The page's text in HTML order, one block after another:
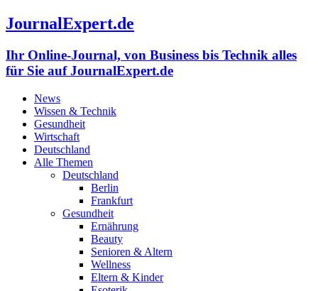
JournalExpert.de
Ihr Online-Journal, von Business bis Technik alles
für Sie auf JournalExpert.de
News
Wissen & Technik
Gesundheit
Wirtschaft
Deutschland
Alle Themen
Deutschland
Berlin
Frankfurt
Gesundheit
Ernährung
Beauty
Senioren & Altern
Wellness
Eltern & Kinder